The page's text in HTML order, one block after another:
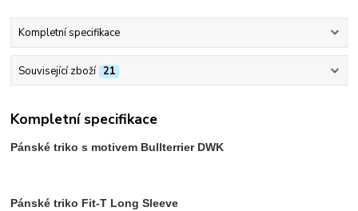
Kompletní specifikace
Související zboží 21
Kompletní specifikace
Pánské triko s motivem Bullterrier DWK
Pánské triko Fit-T Long Sleeve